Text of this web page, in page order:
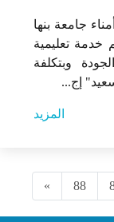
جامعة بنها
خدمة تعليمية
وبتكلفة
إج...
المزيد
88
»